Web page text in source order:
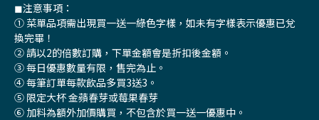
◼注意事項：
① 菜單品項需出現買一送一綠色字樣，如未有字樣表示優惠已兌
換完畢！
② 請以2的倍數訂購，下單金額會是折扣後金額。
③ 每日優惠數量有限，售完為止。
④ 每筆訂單每款飲品多買3送3。
⑤ 限定大杯 金蘋春芽或莓果春芽
⑥ 加料為額外加價購買，不包含於買一送一優惠中。